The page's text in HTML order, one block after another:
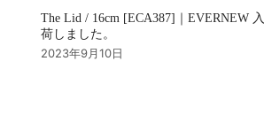
The Lid / 16cm [ECA387]｜EVERNEW 入
荷しました。
2023年9月10日